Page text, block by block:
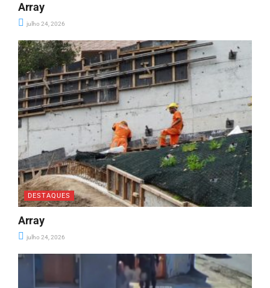
Array
julho 24, 2026
DESTAQUES
Array
julho 24, 2026